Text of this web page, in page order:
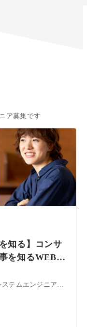
ア募集です
知る】コンサ
を知るWEBセ